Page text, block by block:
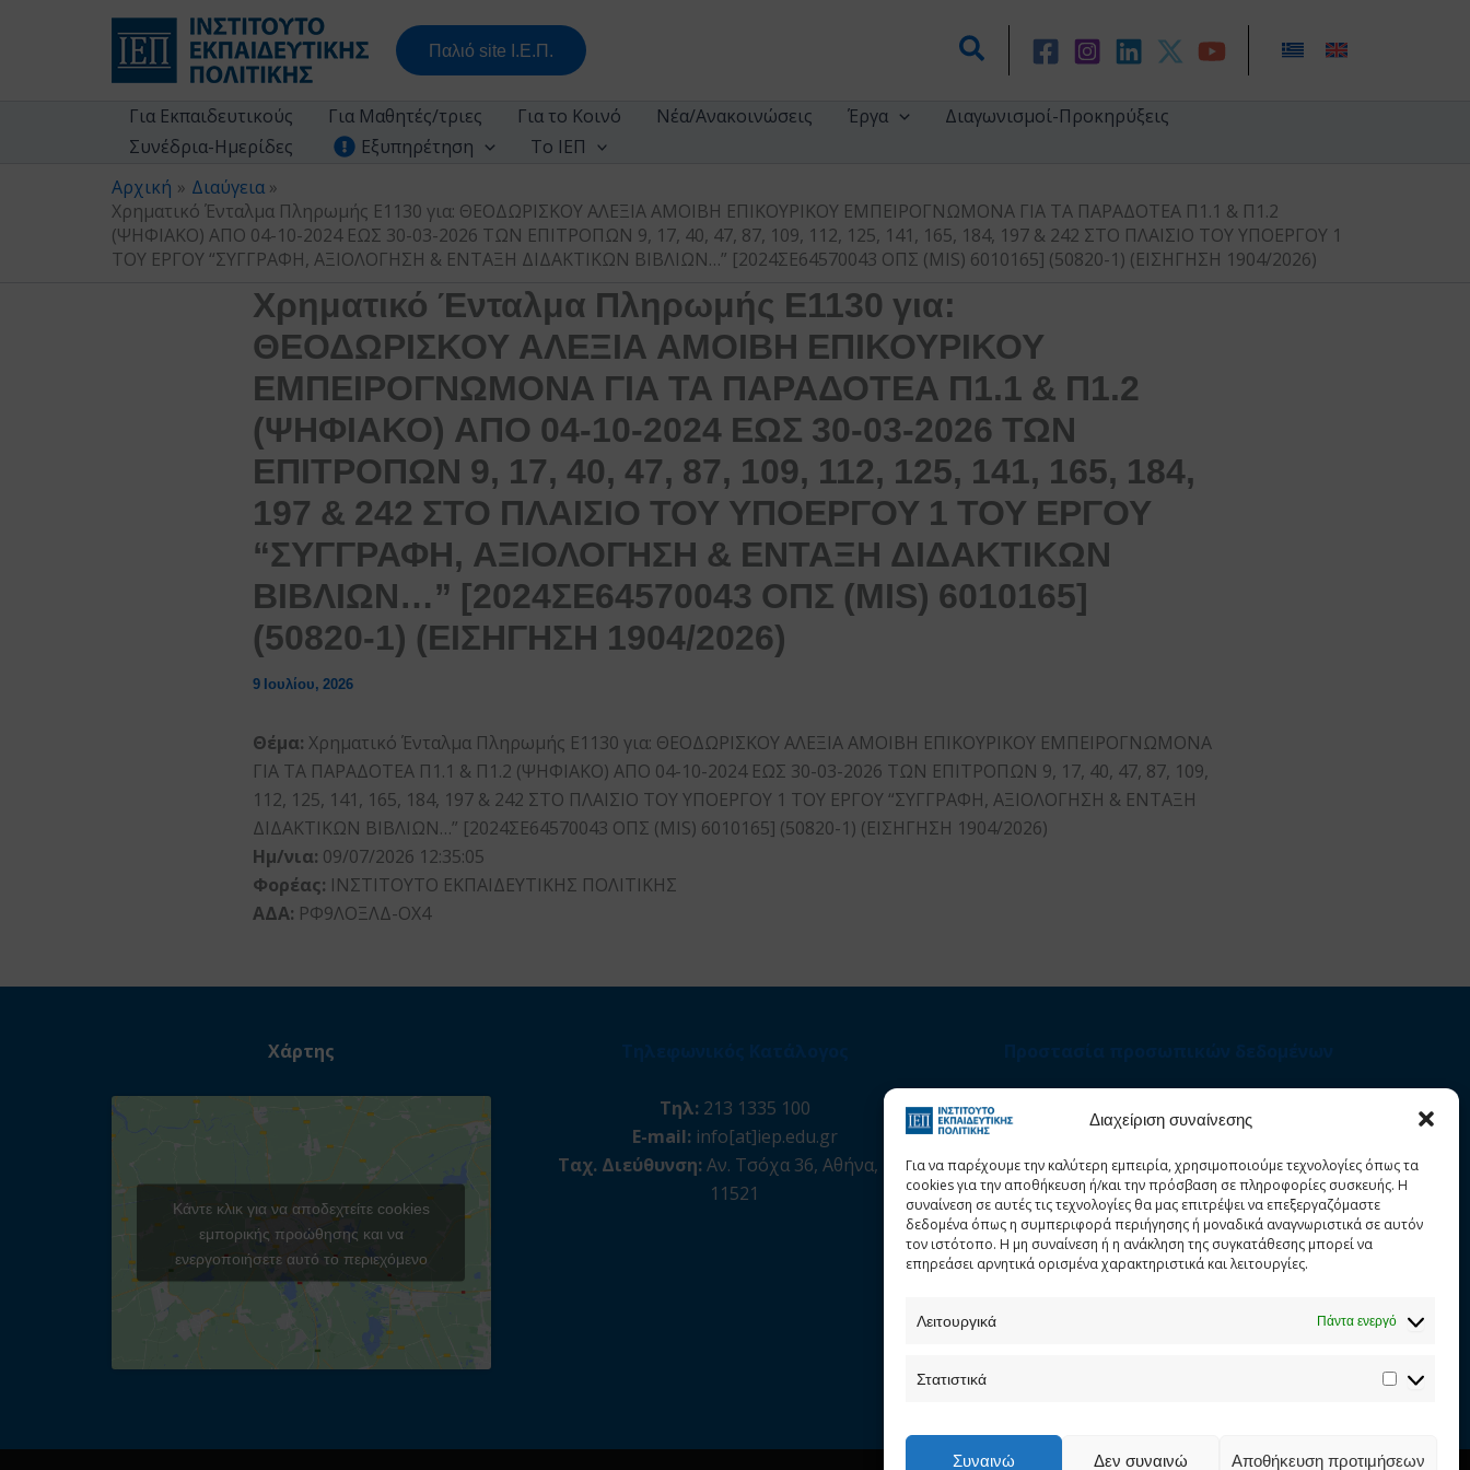
Διαχείριση συναίνεσης
Για να παρέχουμε την καλύτερη εμπειρία, χρησιμοποιούμε τεχνολογίες όπως τα
cookies για την αποθήκευση ή/και την πρόσβαση σε πληροφορίες συσκευής. Η
συναίνεση σε αυτές τις τεχνολογίες θα μας επιτρέψει να επεξεργαζόμαστε
δεδομένα όπως η συμπεριφορά περιήγησης ή μοναδικά αναγνωριστικά σε αυτόν
τον ιστότοπο. Η μη συναίνεση ή η ανάκληση της συγκατάθεσης μπορεί να
επηρεάσει αρνητικά ορισμένα χαρακτηριστικά και λειτουργίες.
Λειτουργικά Πάντα ενεργό
Στατιστικά
Στατιστικά
Συναινώ Δεν συναινώ Αποθήκευση προτιμήσεων
Παλιό site Ι.Ε.Π. Αναζήτηση
Για Εκπαιδευτικούς Για Μαθητές/τριες Για το Κοινό Νέα/Ανακοινώσεις Έργα
Διαγωνισμοί-Προκηρύξεις
Συνέδρια-Ημερίδες
Εξυπηρέτηση
Το ΙΕΠ
Αρχική
Διαύγεια
Χρηματικό Ένταλμα Πληρωμής Ε1130 για: ΘΕΟΔΩΡΙΣΚΟΥ ΑΛΕΞΙΑ ΑΜΟΙΒΗ ΕΠΙΚΟΥΡΙΚΟΥ ΕΜΠΕΙΡΟΓΝΩΜΟΝΑ ΓΙΑ ΤΑ ΠΑΡΑΔΟΤΕΑ Π1.1 & Π1.2
(ΨΗΦΙΑΚΟ) ΑΠΟ 04-10-2024 ΕΩΣ 30-03-2026 ΤΩΝ ΕΠΙΤΡΟΠΩΝ 9, 17, 40, 47, 87, 109, 112, 125, 141, 165, 184, 197 & 242 ΣΤΟ ΠΛΑΙΣΙΟ ΤΟΥ ΥΠΟΕΡΓΟΥ 1
ΤΟΥ ΕΡΓΟΥ “ΣΥΓΓΡΑΦΗ, ΑΞΙΟΛΟΓΗΣΗ & ΕΝΤΑΞΗ ΔΙΔΑΚΤΙΚΩΝ ΒΙΒΛΙΩΝ…” [2024ΣΕ64570043 ΟΠΣ (MIS) 6010165] (50820-1) (ΕΙΣΗΓΗΣΗ 1904/2026)
Χρηματικό Ένταλμα Πληρωμής Ε1130 για:
ΘΕΟΔΩΡΙΣΚΟΥ ΑΛΕΞΙΑ ΑΜΟΙΒΗ ΕΠΙΚΟΥΡΙΚΟΥ
ΕΜΠΕΙΡΟΓΝΩΜΟΝΑ ΓΙΑ ΤΑ ΠΑΡΑΔΟΤΕΑ Π1.1 & Π1.2
(ΨΗΦΙΑΚΟ) ΑΠΟ 04-10-2024 ΕΩΣ 30-03-2026 ΤΩΝ
ΕΠΙΤΡΟΠΩΝ 9, 17, 40, 47, 87, 109, 112, 125, 141, 165, 184,
197 & 242 ΣΤΟ ΠΛΑΙΣΙΟ ΤΟΥ ΥΠΟΕΡΓΟΥ 1 ΤΟΥ ΕΡΓΟΥ
“ΣΥΓΓΡΑΦΗ, ΑΞΙΟΛΟΓΗΣΗ & ΕΝΤΑΞΗ ΔΙΔΑΚΤΙΚΩΝ
ΒΙΒΛΙΩΝ…” [2024ΣΕ64570043 ΟΠΣ (MIS) 6010165]
(50820-1) (ΕΙΣΗΓΗΣΗ 1904/2026)
9 Ιουλίου, 2026
Θέμα: Χρηματικό Ένταλμα Πληρωμής Ε1130 για: ΘΕΟΔΩΡΙΣΚΟΥ ΑΛΕΞΙΑ ΑΜΟΙΒΗ ΕΠΙΚΟΥΡΙΚΟΥ ΕΜΠΕΙΡΟΓΝΩΜΟΝΑ
ΓΙΑ ΤΑ ΠΑΡΑΔΟΤΕΑ Π1.1 & Π1.2 (ΨΗΦΙΑΚΟ) ΑΠΟ 04-10-2024 ΕΩΣ 30-03-2026 ΤΩΝ ΕΠΙΤΡΟΠΩΝ 9, 17, 40, 47, 87, 109,
112, 125, 141, 165, 184, 197 & 242 ΣΤΟ ΠΛΑΙΣΙΟ ΤΟΥ ΥΠΟΕΡΓΟΥ 1 ΤΟΥ ΕΡΓΟΥ “ΣΥΓΓΡΑΦΗ, ΑΞΙΟΛΟΓΗΣΗ & ΕΝΤΑΞΗ
ΔΙΔΑΚΤΙΚΩΝ ΒΙΒΛΙΩΝ…” [2024ΣΕ64570043 ΟΠΣ (MIS) 6010165] (50820-1) (ΕΙΣΗΓΗΣΗ 1904/2026)
Ημ/νια: 09/07/2026 12:35:05
Φορέας: ΙΝΣΤΙΤΟΥΤΟ ΕΚΠΑΙΔΕΥΤΙΚΗΣ ΠΟΛΙΤΙΚΗΣ
ΑΔΑ: ΡΦ9ΛΟΞΛΔ-ΟΧ4
Χάρτης
Κάντε κλικ για να αποδεχτείτε cookies
εμπορικής προώθησης και να
ενεργοποιήσετε αυτό το περιεχόμενο
Τηλ:213 1335 100
E-mail: info[at]iep.edu.gr
Ταχ. Διεύθυνση:Αν. Τσόχα 36, Αθήνα, Τ.Κ.
11521